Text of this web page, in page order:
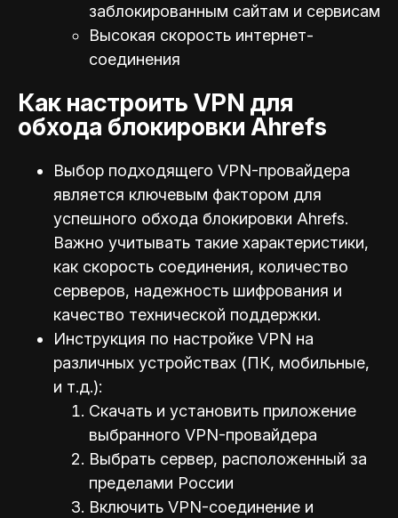
заблокированным сайтам и сервисам
Высокая скорость интернет-
соединения
Как настроить VPN для
обхода блокировки Ahrefs
Выбор подходящего VPN-провайдера
является ключевым фактором для
успешного обхода блокировки Ahrefs.
Важно учитывать такие характеристики,
как скорость соединения, количество
серверов, надежность шифрования и
качество технической поддержки.
Инструкция по настройке VPN на
различных устройствах (ПК, мобильные,
и т.д.):
Скачать и установить приложение
выбранного VPN-провайдера
Выбрать сервер, расположенный за
пределами России
Включить VPN-соединение и